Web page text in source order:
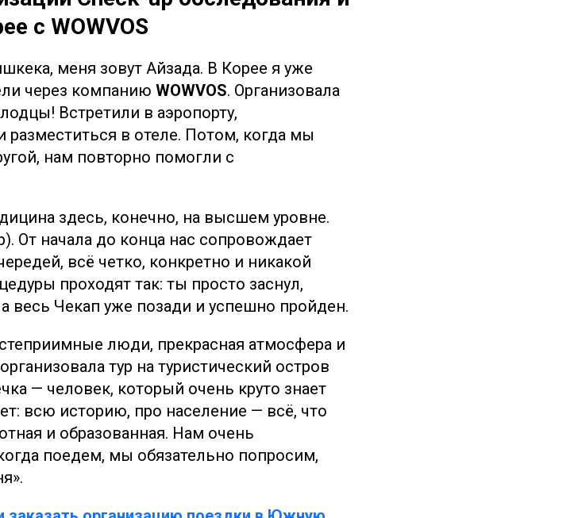
с WOWVOS
меня зовут Айзада. В Корее я уже
через компанию WOWVOS. Организовала
Встретили в аэропорту,
разместиться в отеле. Потом, когда мы
нам повторно помогли с
здесь, конечно, на высшем уровне.
От начала до конца нас сопровождает
всё четко, конкретно и никакой
проходят так: ты просто заснул,
весь Чекап уже позади и успешно пройден.
люди, прекрасная атмосфера и
тур на туристический остров
— человек, который очень круто знает
всю историю, про население — всё, что
и образованная. Нам очень
поедем, мы обязательно попросим,